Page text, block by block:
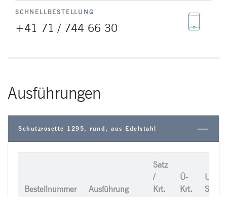
SCHNELLBESTELLUNG
+41 71 / 744 66 30
Ausführungen
Schutzrosette 1295, rund, aus Edelstahl
Bestellnummer Ausführung
Satz
/
Krt.
Ü-
Krt.
UVP /
Satz